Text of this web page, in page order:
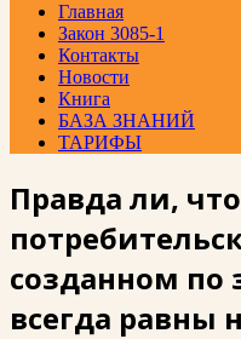
Главная
Закон 3085-1
Контакты
Новости
Книга
БАЗА ЗНАНИЙ
ТАРИФЫ
Правда ли,
созданном по
всегда равны